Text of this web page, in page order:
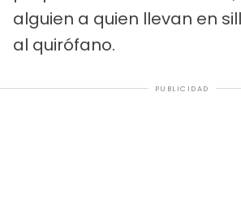
alguien a quien llevan en
al quirófano.
PUBLICIDAD